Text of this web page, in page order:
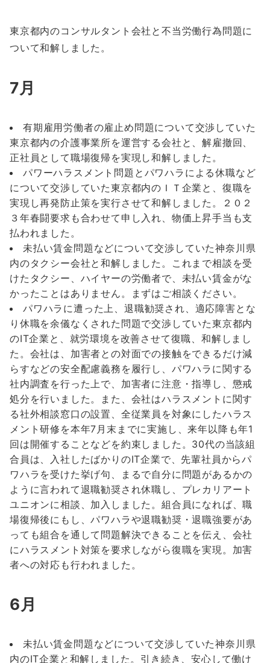
東京都内のコンサルタント会社と不当労働行為問題に
ついて和解しました。
7月
有期雇用労働者の雇止め問題について交渉していた
東京都内の介護事業所を運営する会社と、解雇撤回、
正社員として職場復帰を実現し和解しました。
パワーハラスメント問題とパワハラによる休職など
について交渉していた東京都内のＩＴ企業と、復職を
実現し再発防止策を実行させて和解しました。２０２
３年春闘要求も合わせて申し入れ、物価上昇手当も支
払われました。
未払い賃金問題などについて交渉していた神奈川県
内のタクシー会社と和解しました。これまで相談を受
けたタクシー、ハイヤーの労働者で、未払い賃金がな
かったことはありません。まずはご相談ください。
パワハラに遭った上、退職勧奨され、適応障害とな
り休職を余儀なくされた問題で交渉していた東京都内
のIT企業と、就労環境を改善させて復職、和解しまし
た。会社は、加害者との対面での接触をできるだけ減
らすなどの安全配慮義務を履行し、パワハラに関する
社内調査を行った上で、加害者に注意・指導し、懲戒
処分を行いました。また、会社はハラスメントに関す
る社外相談窓口の設置、全従業員を対象にしたハラス
メント研修を本年7月末までに実施し、来年以降も年1
回は開催することなどを約束しました。30代の当該組
合員は、入社したばかりのIT企業で、先輩社員からパ
ワハラを受けた挙げ句、まるで自分に問題があるかの
ように言われて退職勧奨され休職し、プレカリアート
ユニオンに相談、加入しました。組合員になれば、職
場復帰後にもし、パワハラや退職勧奨・退職強要があ
っても組合を通して問題解決できることを伝え、会社
にハラスメント対策を要求しながら復職を実現。加害
者への対応も行われました。
6月
未払い賃金問題などについて交渉していた神奈川県
内のIT企業と和解しました。引き続き、安心して働け